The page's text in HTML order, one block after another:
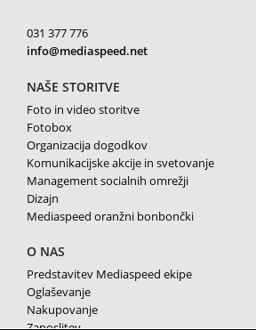
031 377 776
info@mediaspeed.net
NAŠE STORITVE
Foto in video storitve
Fotobox
Organizacija dogodkov
Komunikacijske akcije in svetovanje
Management socialnih omrežji
Dizajn
Mediaspeed oranžni bonbončki
O NAS
Predstavitev Mediaspeed ekipe
Oglaševanje
Nakupovanje